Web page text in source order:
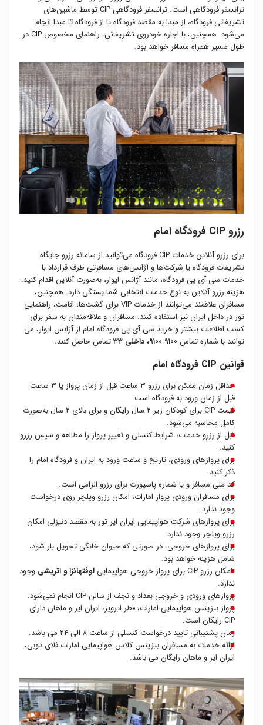
ترانسفر فرودگاهی است. ترانسفر فرودگاهی CIP توسط ماشین‌های
تشریفاتی فرودگاه، از مبدا به مقصد فرودگاه یا از فرودگاه تا مبدا انجام
می‌شود. همچنین، با اجاره خودروی تشریفاتی، راهنمای مخصوص CIP در
طول مسیر همراه مسافر خواهد بود.
رزرو CIP فرودگاه امام
برای رزرو آنلاین خدمات CIP فرودگاه می‌توانید از سامانه رزرو جایگاه
تشریفات فرودگاه یا شرکت‌ها و آژانس‌های مسافرتی طرف قرارداد با
خدمات سی آی پی فرودگاه، مانند آژانس ایوار، به‌صورت آنلاین اقدام کنید.
هزینه‌ رزرو آنلاین به نوع خدمات انتخابی شما بستگی دارد. همچنین،
مسافران علاقمند می‌توانند از خدمات VIP برای گشت‌ها، اقامت، راهنمایی
تور در داخل ایران نیز استفاده کنند. مسافران و علاقه‌مندان به سفر برای
کسب اطلاعات بیشتر و خرید سی آی پی فرودگاه امام از آژانس ایوار، می­‌
توانند با شماره تماس
تماس حاصل کنند.
قوانین CIP فرودگاه امام
حداقل زمان ممکن برای رزرو ۳ ساعت قبل از زمان پرواز یا ۳ ساعت
قبل از زمان ورود به فرودگاه است.
قیمت CIP برای کودکان زیر ۲ سال رایگان و برای بالای ۲ سال به‌صورت
کامل محاسبه می‌شود.
قبل از رزرو خدمات، شرایط کنسلی و تغییر پرواز را مطالعه و سپس رزرو
کنید.
برای پروازهای ورودی، تاریخ و ساعت ورود به ایران و فرودگاه امام را
ذکر کنید.
کد ملی مسافر و یا شماره پاسپورت برای رزرو الزامی است.
برای مسافران ورودی پرواز امارات، امکان رزرو ویلچر روی درخواست
وجود ندارد.
برای پروازهای شرکت هواپیمایی ایران ایر تور به مقصد دنیزلی امکان
رزرو ویلچر وجود ندارد.
برای پروازهای خروجی، در صورتی که حیوان خانگی تحویل بار شود،
شامل هزینه خواهد بود.
امکان رزرو CIP برای پرواز خروجی هواپیمایی
لوفتهانزا و اتریشی وجود
ندارد.
پروازهای ورودی و خروجی بغداد و نجف از سالن CIP انجام نمی‌شود.
پرواز بیزینس هواپیمایی امارات، قطر ایرویز، ایران ایر و ماهان دارای
CIP رایگان است.
زمان پشتیبانی تایید درخواست کنسلی از ساعت ۸ الی ۲۴ می باشد.
ارائه خدمات به مسافران بیزینس کلاس هواپیمایی امارات،فلای دوبی،
ایران ایر و ماهان رایگان می باشد.